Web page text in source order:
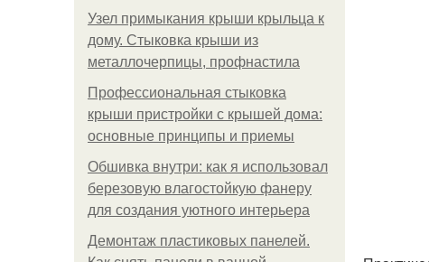
Узел примыкания крыши крыльца к
дому. Стыковка крыши из
металлочерпицы, профнастила
Профессиональная стыковка
крыши пристройки с крышей дома:
основные принципы и приемы
Обшивка внутри: как я использовал
березовую влагостойкую фанеру
для создания уютного интерьера
Демонтаж пластиковых панелей.